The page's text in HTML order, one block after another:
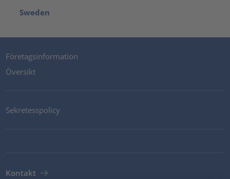
Sweden
Företagsinformation
Översikt
Sekretesspolicy
Kontakt